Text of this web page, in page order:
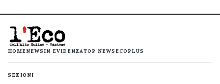
HOMENEWS IN EVIDENZATOP NEWS ECOPLUS
SEZIONI